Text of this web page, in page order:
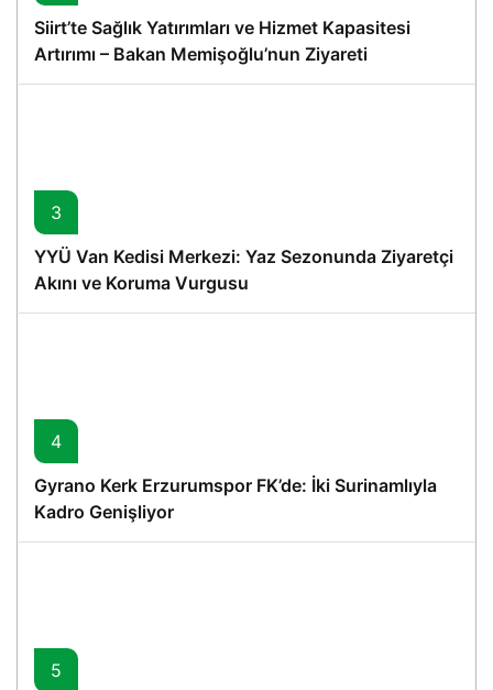
Siirt’te Sağlık Yatırımları ve Hizmet Kapasitesi
Artırımı – Bakan Memişoğlu’nun Ziyareti
3
YYÜ Van Kedisi Merkezi: Yaz Sezonunda Ziyaretçi
Akını ve Koruma Vurgusu
4
Gyrano Kerk Erzurumspor FK’de: İki Surinamlıyla
Kadro Genişliyor
5